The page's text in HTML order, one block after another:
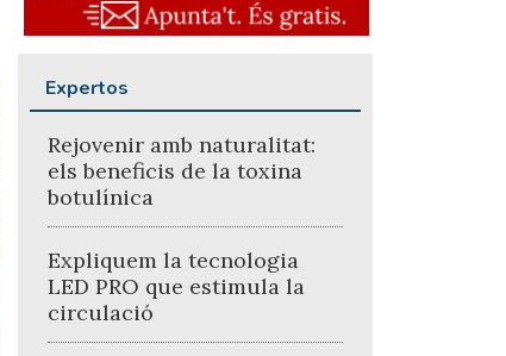
Expertos
Rejovenir amb naturalitat:
els beneficis de la toxina
botulínica
Expliquem la tecnologia
LED PRO que estimula la
circulació